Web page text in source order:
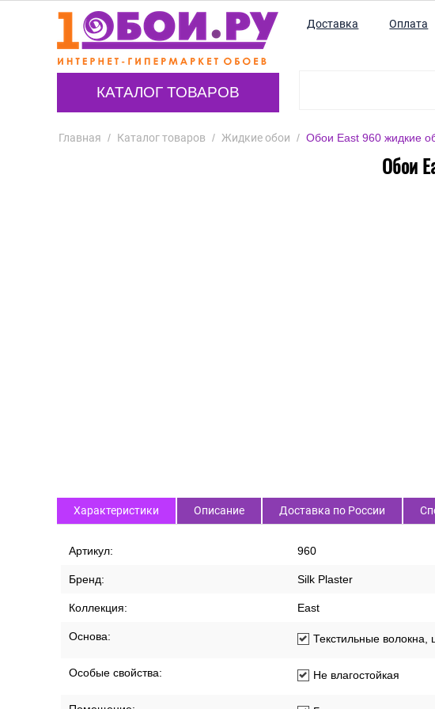
КАТАЛОГ ТОВАРОВ
Доставка Оплата
Главная / Каталог товаров / Жидкие обои / Обои East 960 жидкие
Обои
Характеристики Описание Доставка по России
Артикул: 960
Бренд: Silk Plaster
Коллекция: East
Основа: Текстильные волокна,
Особые свойства: Не влагостойкая